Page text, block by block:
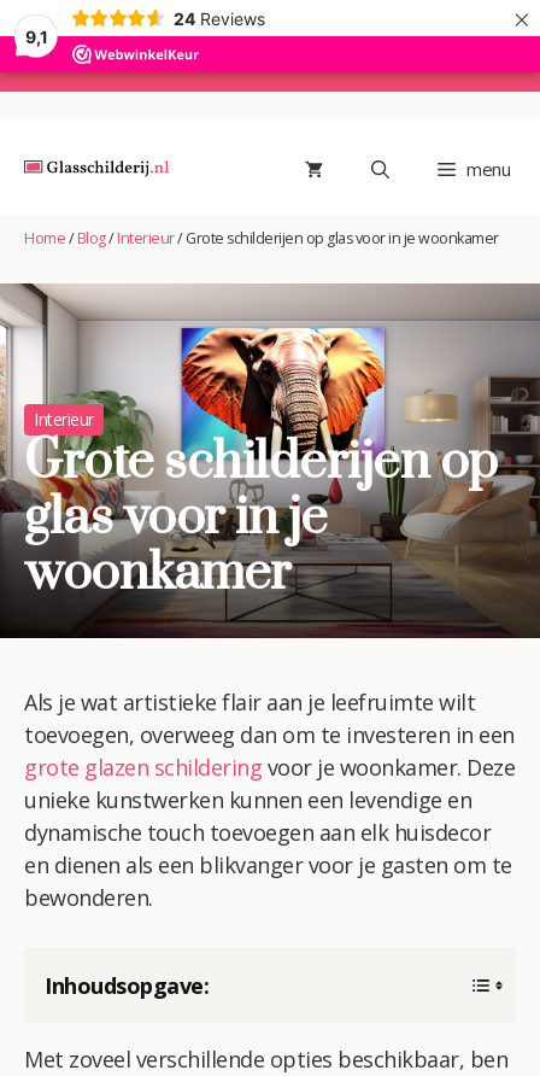
9,1
24 Reviews ×
Ga
inhoud
menu
Home/Blog/Interieur/Grote schilderijen op glas voor in je woonkamer
Interieur
Grote schilderijen op
glas voor in je
woonkamer
Als je wat artistieke flair aan je leefruimte wilt
toevoegen, overweeg dan om te investeren in een
grote glazen schildering voor je woonkamer. Deze
unieke kunstwerken kunnen een levendige en
dynamische touch toevoegen aan elk huisdecor
en dienen als een blikvanger voor je gasten om te
bewonderen.
Inhoudsopgave:
Met zoveel verschillende opties beschikbaar, ben